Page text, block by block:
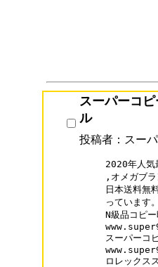
スーパーコ
ル
投稿者：スー
2020年人気
,オメガブ
日本送料無
っています。
N級品コピ
スーパーコ
ロレックス